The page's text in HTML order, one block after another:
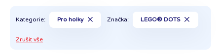
Kategorie: Pro holky Značka: LEGO® DOTS
Zrušit vše